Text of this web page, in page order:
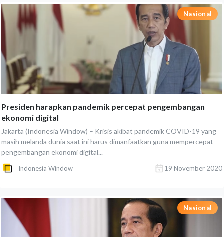
Nasional
Presiden harapkan pandemik percepat pengembangan
ekonomi digital
Jakarta (Indonesia Window) – Krisis akibat pandemik COVID-19 yang
masih melanda dunia saat ini harus dimanfaatkan guna mempercepat
pengembangan ekonomi digital...
Indonesia Window 19 November 2020
Nasional